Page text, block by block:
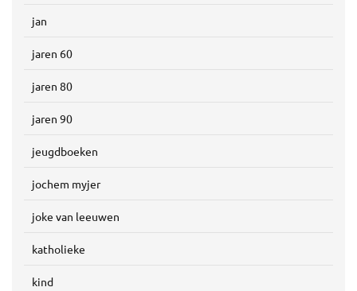
jan
jaren 60
jaren 80
jaren 90
jeugdboeken
jochem myjer
joke van leeuwen
katholieke
kind